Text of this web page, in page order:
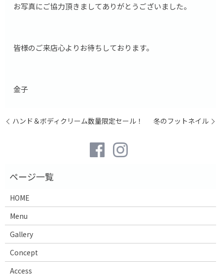
お写真にご協力頂きましてありがとうございました。
皆様のご来店心よりお待ちしております。
金子
ハンド＆ボディクリーム数量限定セール！ 冬のフットネイル
HOME
Menu
Gallery
Concept
Access